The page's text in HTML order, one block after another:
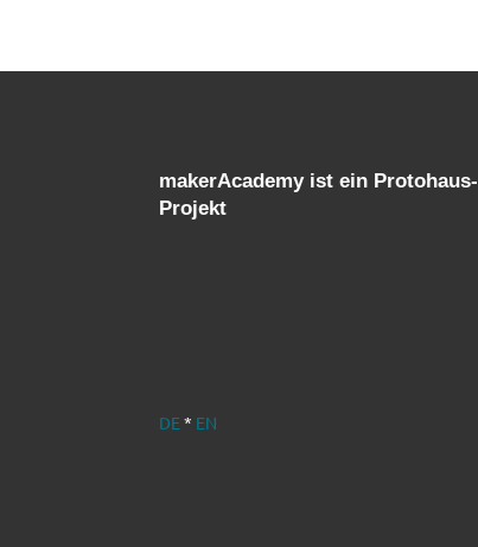
makerAcademy ist ein Protohaus-
Projekt
DE * EN